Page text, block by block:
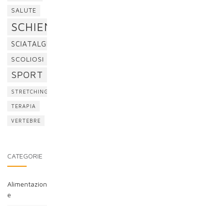
SALUTE
SCHIENA
SCIATALGIA
SCOLIOSI
SPORT
STRETCHING
TERAPIA
VERTEBRE
CATEGORIE
Alimentazion
e